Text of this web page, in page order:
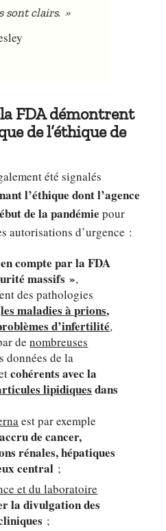
sont clairs. »
FDA démontrent
de l’éthique de
été signalés
l’éthique dont l’agence
de la pandémie pour
autorisations d’urgence :
compte par la FDA
massifs »,
des pathologies
les maladies à prions,
d’infertilité,
denombreuses
données de la
cohérents avec la
lipidiques dans
est par exemple
de cancer,
rénales, hépatiques
central ;
et du laboratoire
la divulgation des
;